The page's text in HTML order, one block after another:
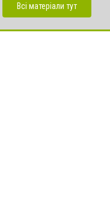
Всі матеріали тут